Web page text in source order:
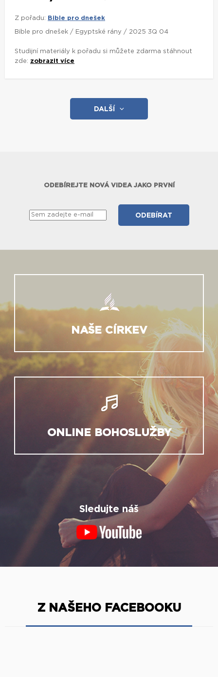
Z pořadu: Bible pro dnešek
Bible pro dnešek / Egyptské rány / 2025 3Q 04
Studijní materiály k pořadu si můžete zdarma stáhnout
zde: zobrazit více
DALŠÍ
ODEBÍREJTE NOVÁ VIDEA JAKO PRVNÍ
NAŠE CÍRKEV
ONLINE BOHOSLUŽBY
Sledujte náš
Z NAŠEHO FACEBOOKU